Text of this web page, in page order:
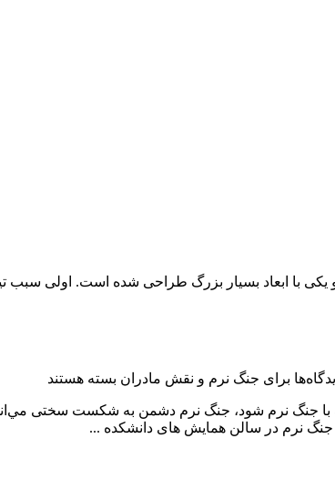
یکی با ابعاد بسیار بزرگ طراحی شده است. اولی
برای جنگ نرم و نقش مادران بسته هستند
با جنگ نرم شود، جنگ نرم دشمن به شكست سختی
جنگ نرم در سالن همایش های دانشکده ...